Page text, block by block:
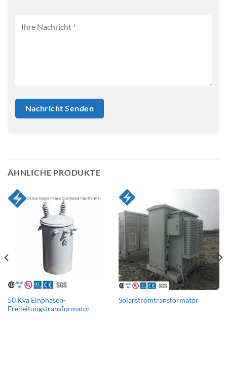
ÄHNLICHE PRODUKTE
50 Kva Einphasen-
Freileitungstransformator
Solarstromtransformator